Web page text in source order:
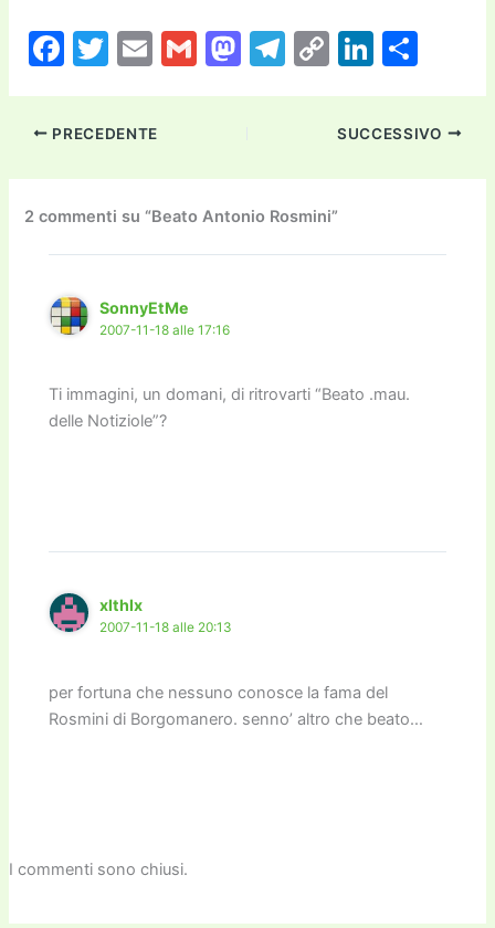
F
c
e
b
o
o
k
T
itt
er
E
ai
l
G
M
d
o
n
T
a
m
C
p
y
Li
n
k
Li
k
e
dI
n
di
vi
PRECEDENTE SUCCESSIVO
2 commenti su “Beato Antonio Rosmini”
SonnyEtMe
2007-11-18 alle 17:16
Ti immagini, un domani, di ritrovarti “Beato .mau.
delle Notiziole”?
xlthlx
2007-11-18 alle 20:13
per fortuna che nessuno conosce la fama del
Rosmini di Borgomanero. senno’ altro che beato…
I commenti sono chiusi.